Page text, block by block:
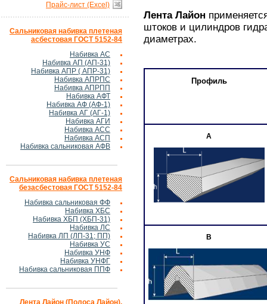
Прайс-лист (Excel)
Сальниковая набивка плетеная
асбестовая ГОСТ 5152-84
Набивка АС
Набивка АП (АП-31)
Набивка АПР ( АПР-31)
Набивка АПРПС
Набивка АПРПП
Набивка АФТ
Набивка АФ (АФ-1)
Набивка АГ (АГ-1)
Набивка АГИ
Набивка АСС
Набивка АСП
Набивка сальниковая АФВ
Сальниковая набивка плетеная
безасбестовая ГОСТ 5152-84
Набивка сальниковая ФФ
Набивка ХБС
Набивка ХБП (ХБП-31)
Набивка ЛС
Набивка ЛП (ЛП-31; ПП)
Набивка УС
Набивка УНФ
Набивка УНФГ
Набивка сальниковая ППФ
Лента Лайон (Полоса Лайон),
Лента Лайон
штоков и цилиндров
диаметрах.
Профиль
А
В